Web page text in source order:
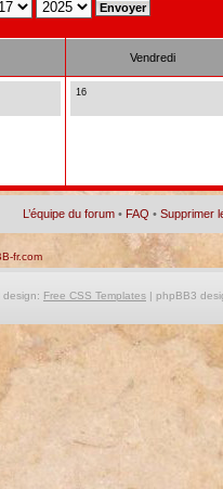
Vendredi
16
L’équipe du forum • FAQ •Supprimer
fr.com
Free CSS Templates| phpBB3